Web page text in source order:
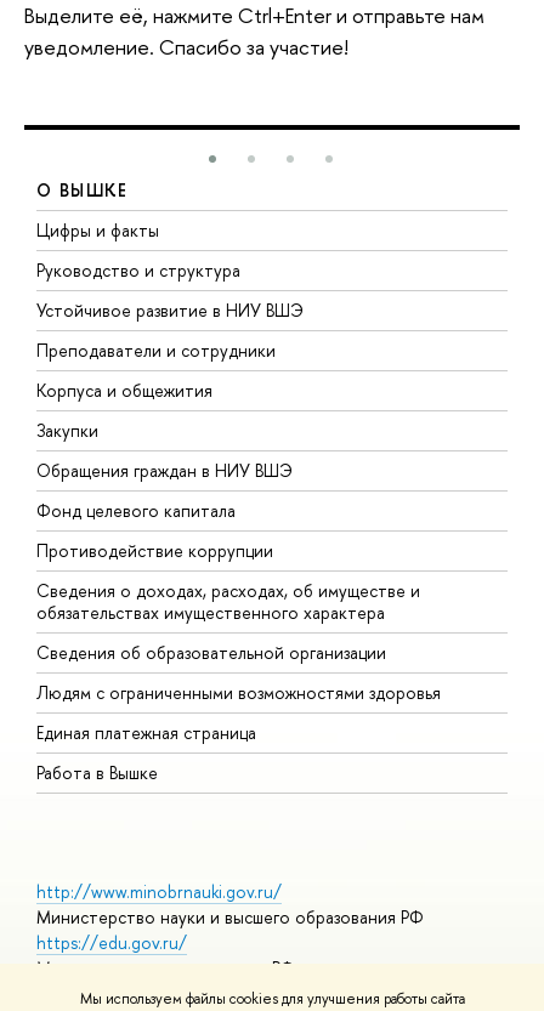
Мы используем файлы cookies для улучшения работы сайта
Выделите её, нажмите Ctrl+Enter и отправьте нам
уведомление. Спасибо за участие!
О ВЫШКЕ
Цифры и факты
Руководство и структура
Устойчивое развитие в НИУ ВШЭ
Преподаватели и сотрудники
Корпуса и общежития
Закупки
Обращения граждан в НИУ ВШЭ
Фонд целевого капитала
Противодействие коррупции
Сведения о доходах, расходах, об имуществе и
обязательствах имущественного характера
Сведения об образовательной организации
Людям с ограниченными возможностями здоровья
Единая платежная страница
Работа в Вышке
http://www.minobrnauki.gov.ru/
Министерство науки и высшего образования РФ
https://edu.gov.ru/
Министерство просвещения РФ
https://elearning.hse.ru/mooc